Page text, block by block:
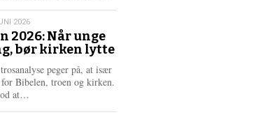
r
e
2026
2026: Når unge
bør kirken lytte
peger på, at især
Bibelen, troen og kirken.
at…